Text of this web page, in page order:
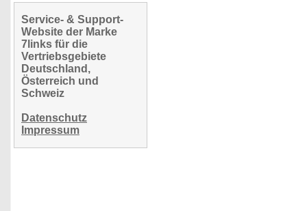
Service- & Support-
Website der Marke
7links für die
Vertriebsgebiete
Deutschland,
Österreich und
Schweiz
Datenschutz
Impressum